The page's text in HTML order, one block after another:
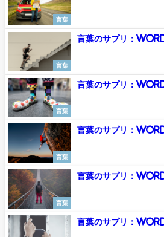
言葉
言葉
言葉のサプリ：
言葉
言葉のサプリ：
言葉
言葉のサプリ：
言葉
言葉のサプリ：
言葉のサプリ：